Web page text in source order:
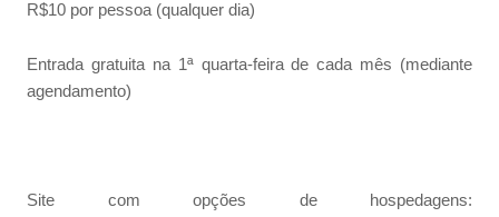
R$10 por pessoa (qualquer dia)
Entrada gratuita na 1ª quarta-feira de cada mês (mediante
agendamento)
Site com opções de hospedagens: